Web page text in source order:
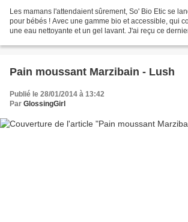
Les mamans l'attendaient sûrement, So' Bio Etic se
pour bébés ! Avec une gamme bio et accessible, qui
une eau nettoyante et un gel lavant. J'ai reçu ce
Pain moussant Marzibain - Lush
Publié le 28/01/2014 à 13:42
Par GlossingGirl